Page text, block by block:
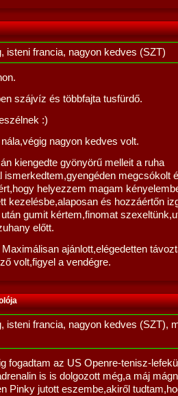
isteni francia, nagyon kedves (SZT)
szájvíz és többfajta tusfürdő.
:)
nagyon kedves volt.
kiengedte gyönyörű melleit a ruha
ismerkedtem,gyengéden megcsókolt
helyezzem magam
kezelésbe,alaposan és hozzáértőn
gumit kértem,finomat
előtt.
Maximálisan ajánlott,elégedetten
volt,figyel a vendégre.
isteni francia, nagyon kedves (SZT),
fogadtam az US Openre-tenisz-
is is dolgozott még,a máj
Pinky jutott eszembe,akiről